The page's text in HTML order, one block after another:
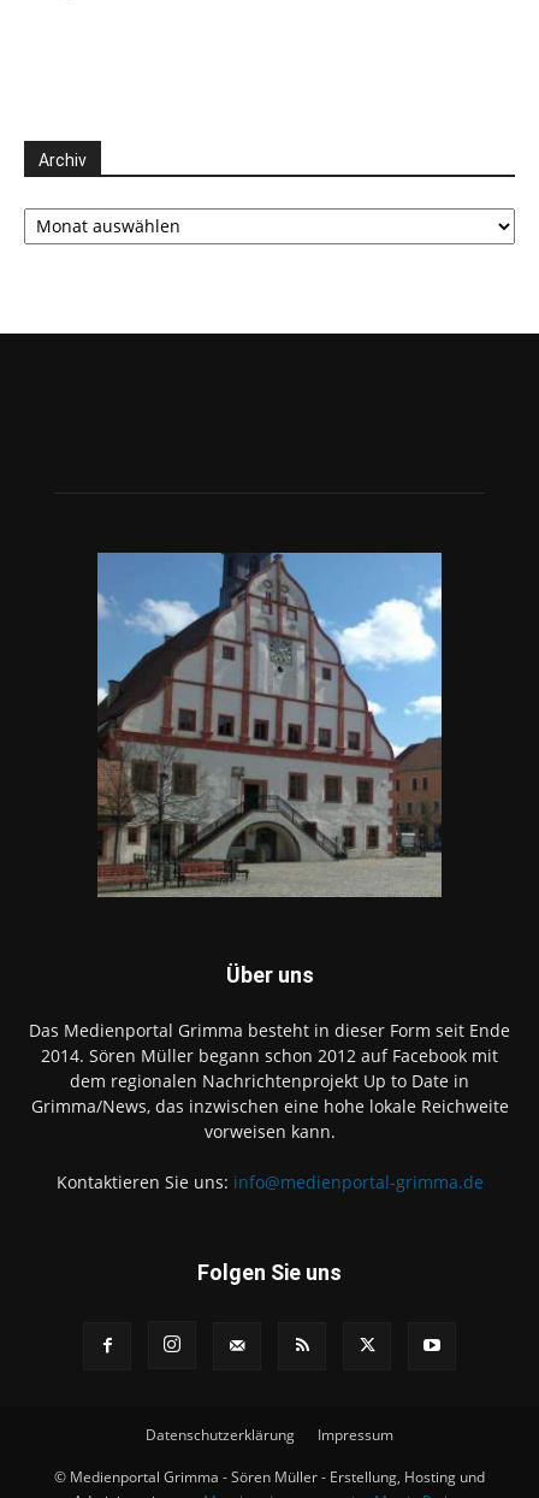
Archiv
Archiv
Über uns
Das Medienportal Grimma besteht in dieser Form seit Ende
2014. Sören Müller begann schon 2012 auf Facebook mit
dem regionalen Nachrichtenprojekt Up to Date in
Grimma/News, das inzwischen eine hohe lokale Reichweite
vorweisen kann.
Kontaktieren Sie uns: info@medienportal-grimma.de
Folgen Sie uns
Datenschutzerklärung Impressum
© Medienportal Grimma - Sören Müller - Erstellung, Hosting und